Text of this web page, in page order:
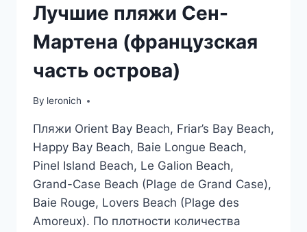
Лучшие пляжи Сен-
Мартена (французская
часть острова)
By leronich
Пляжи Orient Bay Beach, Friar’s Bay Beach,
Happy Bay Beach, Baie Longue Beach,
Pinel Island Beach, Le Galion Beach,
Grand-Case Beach (Plage de Grand Case),
Baie Rouge, Lovers Beach (Plage des
Amoreux). По плотности количества